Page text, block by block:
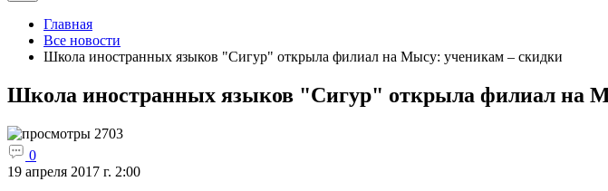
Главная
Все новости
Школа иностранных языков "Сигур" открыла филиал на Мысу: ученикам – скидки
Школа иностранных языков "Сигур" открыла филиал на
2703
0
19 апреля 2017 г. 2:00